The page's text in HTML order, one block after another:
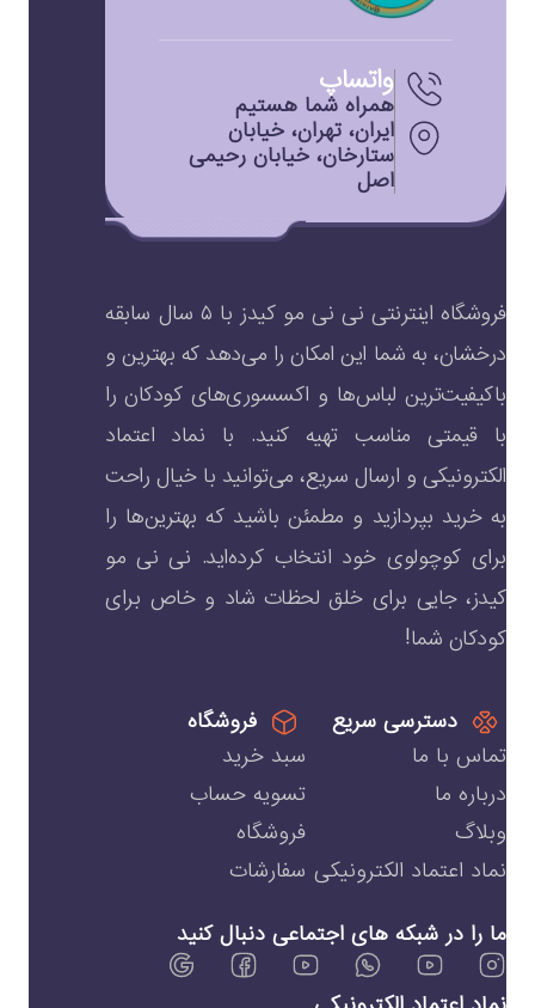
ایران، تهران، خیابان
ستارخان، خیابان رحیمی
اصل
واتساپ
همراه شما هستیم
فروشگاه اینترنتی نی نی مو کیدز با ۵ سال سابقه
درخشان، به شما این امکان را می‌دهد که بهترین و
باکیفیت‌ترین لباس‌ها و اکسسوری‌های کودکان را
با قیمتی مناسب تهیه کنید. با نماد اعتماد
الکترونیکی و ارسال سریع، می‌توانید با خیال راحت
به خرید بپردازید و مطمئن باشید که بهترین‌ها را
برای کوچولوی خود انتخاب کرده‌اید. نی نی مو
کیدز، جایی برای خلق لحظات شاد و خاص برای
کودکان شما!
دسترسی سریع
تماس با ما
درباره ما
وبلاگ
نماد اعتماد الکترونیکی
فروشگاه
سبد خرید
تسویه حساب
فروشگاه
سفارشات
ما را در شبکه های اجتماعی دنبال کنید